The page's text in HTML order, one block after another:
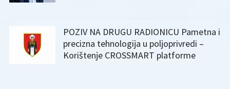
POZIV NA DRUGU RADIONICU Pametna i
precizna tehnologija u poljoprivredi –
Korištenje CROSSMART platforme